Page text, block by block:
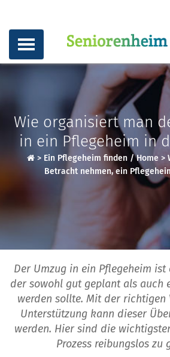
Wie organisiert man
in ein Pflegeheim in
> Ein Pflegeheim finden / Home >
Betracht nehmen, ein
Der Umzug in ein Pflegeheim
der sowohl gut geplant als auch
werden sollte. Mit der richtigen
Unterstützung kann dieser
werden. Hier sind die
Prozess reibungslos zu